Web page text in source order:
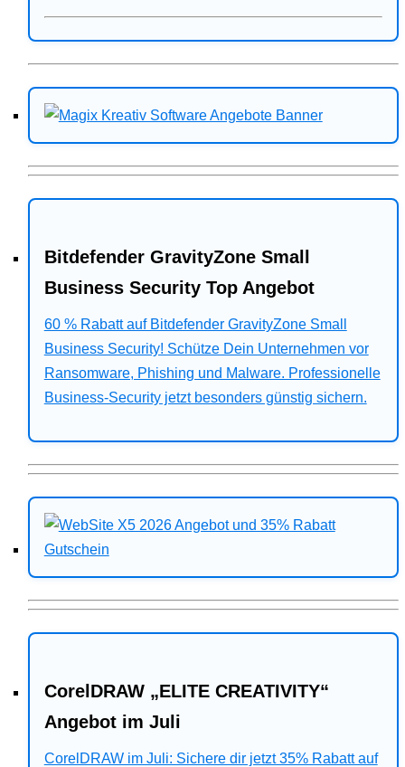
Bitdefender GravityZone Small
Business Security Top Angebot
60 % Rabatt auf Bitdefender GravityZone Small
Business Security! Schütze Dein Unternehmen vor
Ransomware, Phishing und Malware. Professionelle
Business-Security jetzt besonders günstig sichern.
CorelDRAW „ELITE CREATIVITY“
Angebot im Juli
CorelDRAW im Juli: Sichere dir jetzt 35% Rabatt auf